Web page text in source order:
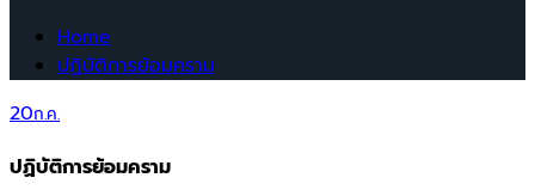
Home
ปฏิบัติการย้อมคราม
20ก.ค.
ปฏิบัติการย้อมคราม